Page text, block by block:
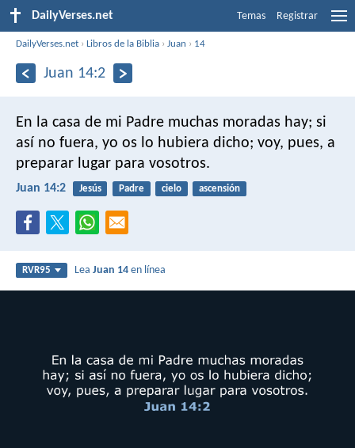
DailyVerses.net Temas Registrar
DailyVerses.net ›Libros de la Biblia ›Juan › 14
Juan 14:2
En la casa de mi Padre muchas moradas hay; si
así no fuera, yo os lo hubiera dicho; voy, pues, a
preparar lugar para vosotros.
Juan 14:2 Jesús Padre cielo ascensión
RVR95 LeaJuan 14 en línea